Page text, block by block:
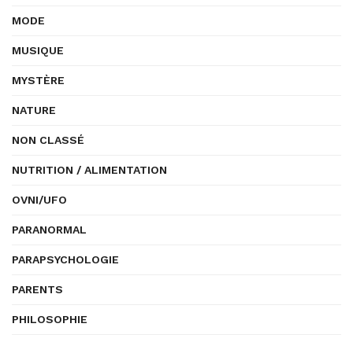
MODE
MUSIQUE
MYSTÈRE
NATURE
NON CLASSÉ
NUTRITION / ALIMENTATION
OVNI/UFO
PARANORMAL
PARAPSYCHOLOGIE
PARENTS
PHILOSOPHIE